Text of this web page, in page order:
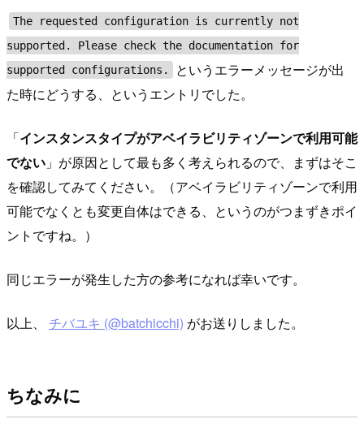
The requested configuration is currently not
supported. Please check the documentation for
supported configurations.
というエラーメッセージが出
た時にどうする、というエントリでした。
「インスタンスタイプがアベイラビリティゾーンで利用可能
でない 」が原因として最も多く考えられるので、まずはそこ
を確認してみてください。（アベイラビリティゾーンで利用
可能でなくとも変更自体はできる、というのがつまずきポイ
ントですね。）
同じエラーが発生した方の参考になれば幸いです。
以上、 チバユキ (@batchicchi) がお送りしました。
ちなみに